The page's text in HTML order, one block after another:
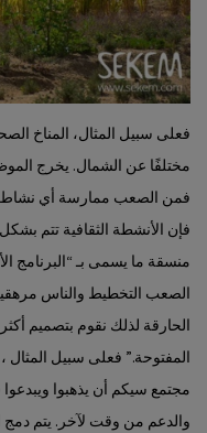
فعلى سبيل المثال، المناخ
مختلفًا عن الشمال. يخرج
فمن الصعب ممارسة أي نشاط
فإن الأنشطة الثقافية تتم
منسقة ما يسمى بـ “البرنامج
الصعب التخطيط والناس
الحارقة لذلك نقوم بتصميم
المفتوحة.” فعلى سبيل
مجتمع سيكم أن يذهبوا
والدعم من وقت لآخر. يتم دمج